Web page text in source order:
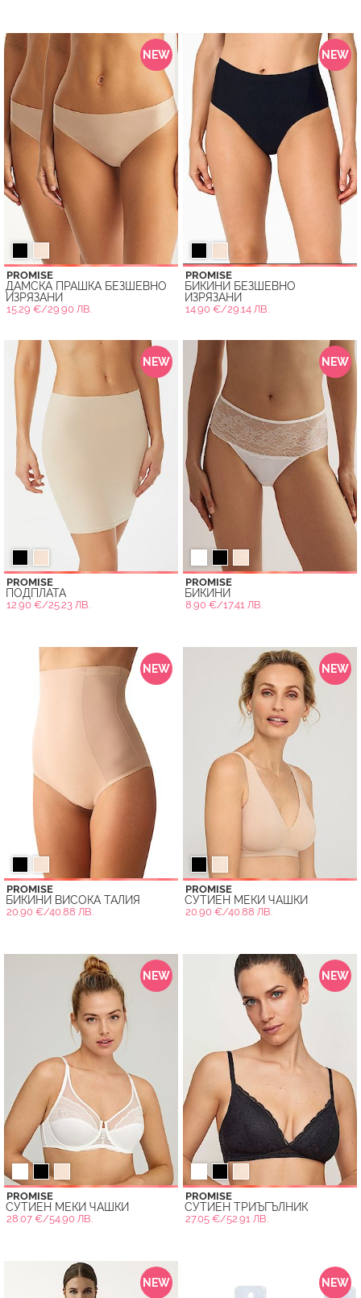
NEW
PROMISE
ДАМСКА ПРАШКА БЕЗШЕВНО
ИЗРЯЗАНИ
15.29 €/29.90 ЛВ.
NEW
PROMISE
БИКИНИ БЕЗШЕВНО
ИЗРЯЗАНИ
14.90 €/29.14 ЛВ.
NEW
PROMISE
ПОДПЛАТА
12.90 €/25.23 ЛВ.
NEW
PROMISE
БИКИНИ
8.90 €/17.41 ЛВ.
NEW
PROMISE
БИКИНИ ВИСОКА ТАЛИЯ
20.90 €/40.88 ЛВ.
NEW
PROMISE
СУТИЕН МЕКИ ЧАШКИ
20.90 €/40.88 ЛВ.
NEW
PROMISE
СУТИЕН МЕКИ ЧАШКИ
28.07 €/54.90 ЛВ.
NEW
PROMISE
СУТИЕН ТРИЪГЪЛНИК
27.05 €/52.91 ЛВ.
NEW NEW